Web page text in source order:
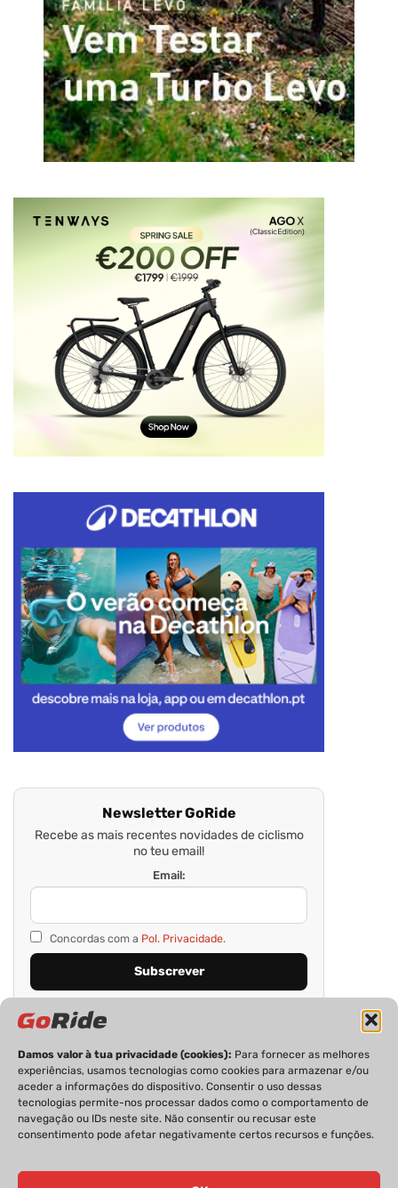
Damos valor à tua privacidade (cookies): Para fornecer as melhores
experiências, usamos tecnologias como cookies para armazenar e/ou
aceder a informações do dispositivo. Consentir o uso dessas
tecnologias permite-nos processar dados como o comportamento de
navegação ou IDs neste site. Não consentir ou recusar este
consentimento pode afetar negativamente certos recursos e funções.
Newsletter GoRide
Recebe as mais recentes novidades de ciclismo
no teu email!
Email:
Concordas com a Pol. Privacidade.
PRIVACIDADE FICHA TÉCNICA
ESTATUTO EDITORIAL